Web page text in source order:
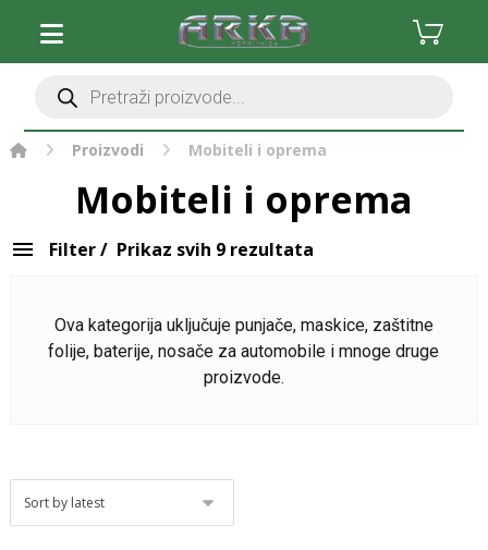
Proizvodi Mobiteli i oprema
Mobiteli i oprema
Filter Prikaz svih 9 rezultata
Stolna računala
Monitori i oprema
Komponente
Periferija računala
Pohrana podataka
Software
Mrežna oprema
Foto, video i oprema
Baterije i punjači
Dodaci za mobitele
Ova kategorija uključuje punjače, maskice, zaštitne
folije, baterije, nosače za automobile i mnoge druge
proizvode.